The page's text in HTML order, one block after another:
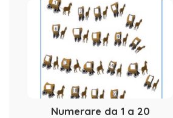
Numerare da 1 a 20